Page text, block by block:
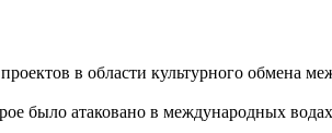
в области культурного обмена
было атаковано в международных